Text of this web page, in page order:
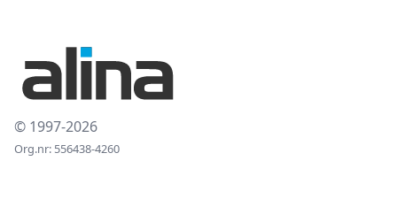
© 1997-2026
Org.nr: 556438-4260